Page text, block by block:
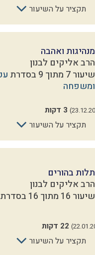
תקציר על השיעור
מנהיגות ואהבה
הרב אליקים לבנון
שיעור 7 מתוך 9 בסדרת
ומשפחה
3 דקות
תקציר על השיעור
תלות בהורים
הרב אליקים לבנון
שיעור 16 מתוך 16 בסדרת
22 דקות
תקציר על השיעור